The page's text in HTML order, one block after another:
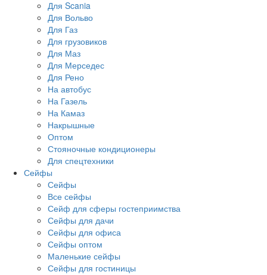
Для Scania
Для Вольво
Для Газ
Для грузовиков
Для Маз
Для Мерседес
Для Рено
На автобус
На Газель
На Камаз
Накрышные
Оптом
Стояночные кондиционеры
Для спецтехники
Сейфы
Сейфы
Все сейфы
Сейф для сферы гостеприимства
Сейфы для дачи
Сейфы для офиса
Сейфы оптом
Маленькие сейфы
Сейфы для гостиницы